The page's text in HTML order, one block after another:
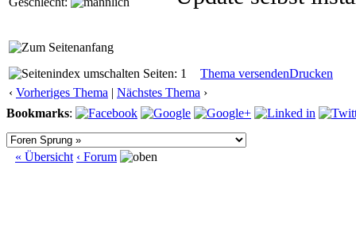
Seiten: 1 Thema versendenDrucken
‹ Vorheriges Thema | Nächstes Thema ›
Bookmarks:
« Übersicht ‹ Forum